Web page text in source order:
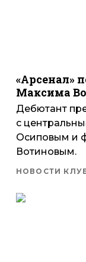
«Арсенал»
Максима
Дебютант
с
Осиповым и
Вотиновым.
НОВОСТИ